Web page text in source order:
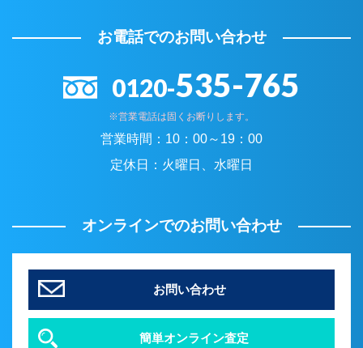
お電話でのお問い合わせ
0120-535-765
※営業電話は固くお断りします。
営業時間： 10：00～19：00
定休日： 火曜日、水曜日
オンラインでのお問い合わせ
お問い合わせ
簡単オンライン査定